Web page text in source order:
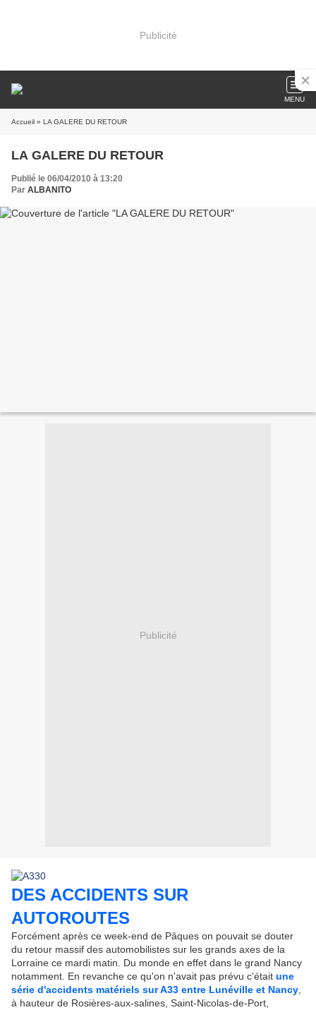
Publicité
MENU
Accueil » LA GALERE DU RETOUR
LA GALERE DU RETOUR
Publié le 06/04/2010 à 13:20
Par ALBANITO
Publicité
DES ACCIDENTS SUR
AUTOROUTES
Forcément après ce week-end de Pâques on pouvait se douter
du retour massif des automobilistes sur les grands axes de la
Lorraine ce mardi matin. Du monde en effet dans le grand Nancy
notamment. En revanche ce qu'on n'avait pas prévu c'était une
série d'accidents matériels sur A33 entre Lunéville et Nancy
à hauteur de Rosières-aux-salines, Saint-Nicolas-de-Port,